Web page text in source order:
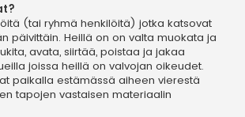
(tai ryhmä henkilöitä) jotka katsovat
päivittäin. Heillä on on valta muokata ja
avata, siirtää, poistaa ja jakaa
joissa heillä on valvojan oikeudet.
paikalla estämässä aiheen vierestä
tapojen vastaisen materiaalin